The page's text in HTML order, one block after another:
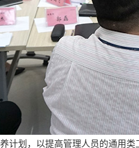
计划，以提高管理人员的通用